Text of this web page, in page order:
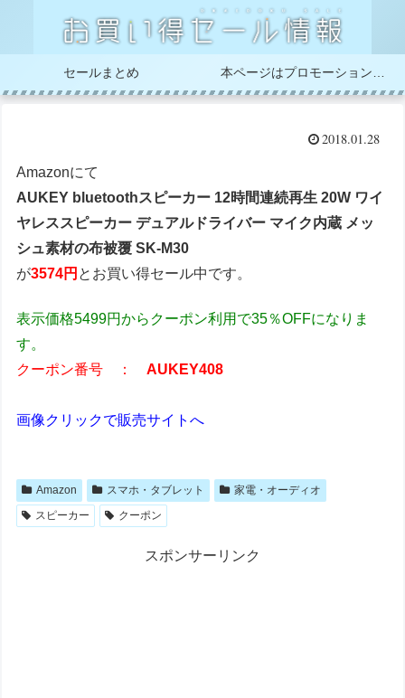
セールまとめ
2018.01.28
Amazonにて
AUKEY bluetoothスピーカー 12時間連続再生 20W ワイ
ヤレススピーカー デュアルドライバー マイク内蔵 メッ
シュ素材の布被覆 SK-M30
が3574円 とお買い得セール中です。
表示価格5499円からクーポン利用で35％OFFになりま
す。
クーポン番号 ：AUKEY408
画像クリックで販売サイトへ
Amazon スマホ・タブレット
家電・オーディオ
スピーカー
クーポン
スポンサーリンク